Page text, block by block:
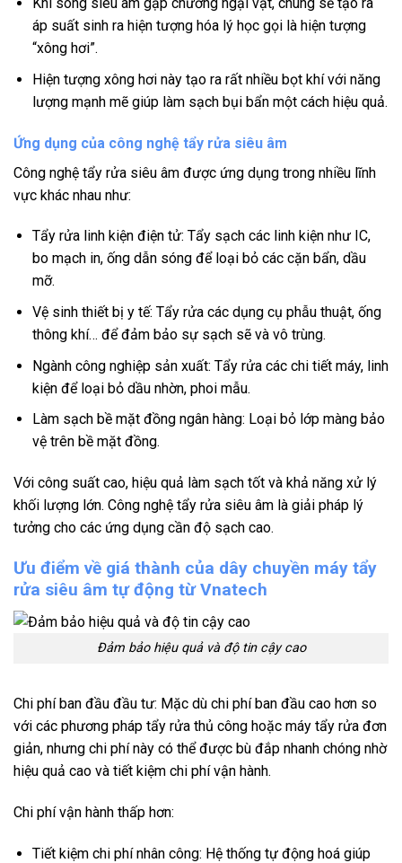
áp suất sinh ra hiện tượng hóa lý học gọi là hiện tượng
“xông hơi”.
Hiện tượng xông hơi này tạo ra rất nhiều bọt khí với năng
lượng mạnh mẽ giúp làm sạch bụi bẩn một cách hiệu quả.
Ứng dụng của công nghệ tẩy rửa siêu âm
Công nghệ tẩy rửa siêu âm được ứng dụng trong nhiều lĩnh
vực khác nhau như:
Tẩy rửa linh kiện điện tử: Tẩy sạch các linh kiện như IC,
bo mạch in, ống dẫn sóng để loại bỏ các cặn bẩn, dầu
mỡ.
Vệ sinh thiết bị y tế: Tẩy rửa các dụng cụ phẫu thuật, ống
thông khí… để đảm bảo sự sạch sẽ và vô trùng.
Ngành công nghiệp sản xuất: Tẩy rửa các chi tiết máy, linh
kiện để loại bỏ dầu nhờn, phoi mẫu.
Làm sạch bề mặt đồng ngân hàng: Loại bỏ lớp màng bảo
vệ trên bề mặt đồng.
Với công suất cao, hiệu quả làm sạch tốt và khả năng xử lý
khối lượng lớn. Công nghệ tẩy rửa siêu âm là giải pháp lý
tưởng cho các ứng dụng cần độ sạch cao.
Ưu điểm về giá thành của dây chuyền máy tẩy
rửa siêu âm tự động từ Vnatech
Đảm bảo hiệu quả và độ tin cậy cao
Chi phí ban đầu đầu tư: Mặc dù chi phí ban đầu cao hơn so
với các phương pháp tẩy rửa thủ công hoặc máy tẩy rửa đơn
giản, nhưng chi phí này có thể được bù đắp nhanh chóng nhờ
hiệu quả cao và tiết kiệm chi phí vận hành.
Chi phí vận hành thấp hơn:
Tiết kiệm chi phí nhân công: Hệ thống tự động hoá giúp